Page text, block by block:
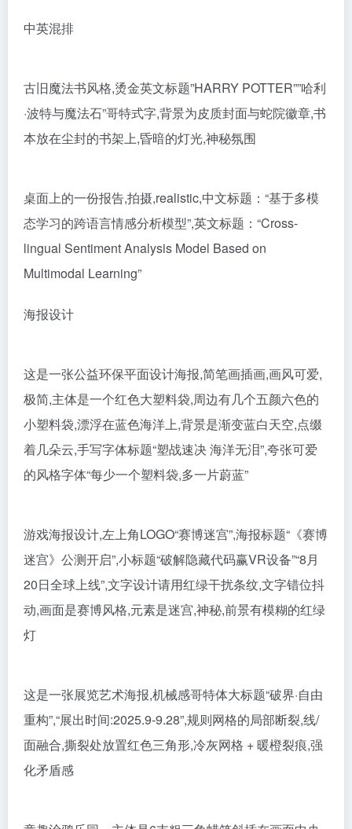
中英混排
古旧魔法书风格,烫金英文标题”HARRY POTTER””哈利
·波特与魔法石”哥特式字,背景为皮质封面与蛇院徽章,书
本放在尘封的书架上,昏暗的灯光,神秘氛围
桌面上的一份报告,拍摄,realistic,中文标题：“基于多模
态学习的跨语言情感分析模型”,英文标题：“Cross-
lingual Sentiment Analysis Model Based on
Multimodal Learning”
海报设计
这是一张公益环保平面设计海报,简笔画插画,画风可爱,
极简,主体是一个红色大塑料袋,周边有几个五颜六色的
小塑料袋,漂浮在蓝色海洋上,背景是渐变蓝白天空,点缀
着几朵云,手写字体标题“塑战速决 海洋无泪”,夸张可爱
的风格字体“每少一个塑料袋,多一片蔚蓝”
游戏海报设计,左上角LOGO“赛博迷宫”,海报标题“《赛博
迷宫》公测开启”,小标题“破解隐藏代码赢VR设备”“8月
20日全球上线”,文字设计请用红绿干扰条纹,文字错位抖
动,画面是赛博风格,元素是迷宫,神秘,前景有模糊的红绿
灯
这是一张展览艺术海报,机械感哥特体大标题“破界·自由
重构”,“展出时间:2025.9-9.28”,规则网格的局部断裂,线/
面融合,撕裂处放置红色三角形,冷灰网格 + 暖橙裂痕,强
化矛盾感